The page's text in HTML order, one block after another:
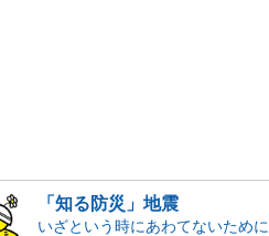
「知る防災」地震
いざという時にあわてないために